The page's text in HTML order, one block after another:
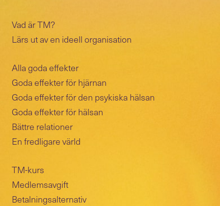
Vad är TM?
Lärs ut av en ideell organisation
Alla goda effekter
Goda effekter för hjärnan
Goda effekter för den psykiska hälsan
Goda effekter för hälsan
Bättre relationer
En fredligare värld
TM-kurs
Medlemsavgift
Betalningsalternativ